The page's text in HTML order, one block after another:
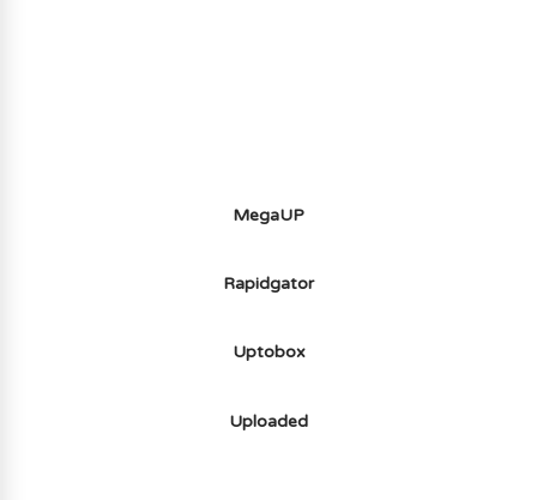
MegaUP
Rapidgator
Uptobox
Uploaded